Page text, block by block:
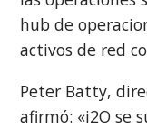
hub de
activos de red
Peter Batty,
afirmó: «i2O se